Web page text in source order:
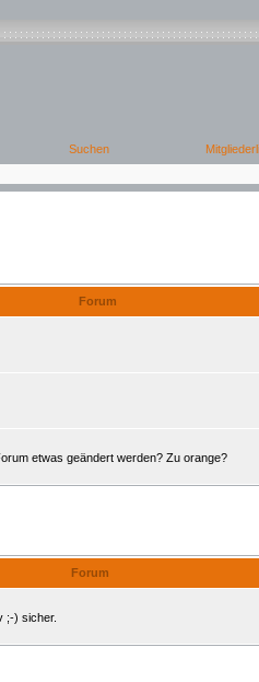
Forum
etwas geändert werden? Zu orange?
Forum
;-) sicher.